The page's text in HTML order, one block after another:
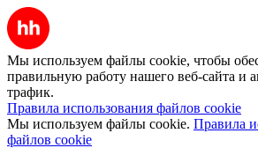
Мы используем файлы cookie, чтобы
правильную работу нашего веб-сайта и
трафик.
Правила использования файлов cookie
Мы используем файлы cookie. Правила
файлов cookie